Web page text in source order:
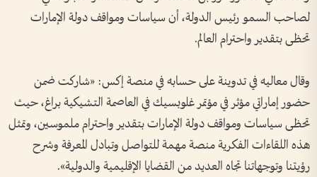
لصاحب السمو رئيس الدولة، أن سياسات ومواقف دولة الإمارات
تحظى بتقدير واحترام العالم.
وقال معاليه في تدوينة على حسابه في منصة إكس: «شاركت ضمن
حضور إماراتي مؤثر في مؤتمر غلوبسيك في العاصمة التشيكية براغ، حيث
تحظى سياسات ومواقف دولة الإمارات بتقدير واحترام ملموسين، وتمثل
هذه اللقاءات الفكرية منصة مهمة للتواصل وتبادل المعرفة وشرح
رؤيتنا وتوجهاتنا تجاه العديد من القضايا الإقليمية والدولية».